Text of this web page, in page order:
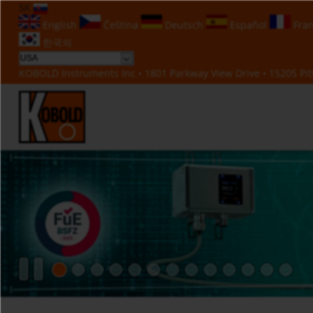
SK
English
Čeština Deutsch Español
한국의
KOBOLD Instruments Inc • 1801 Parkway View Drive • 15205